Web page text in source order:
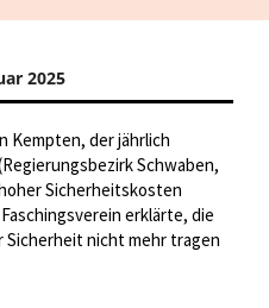
2025
Kempten, der jährlich
Schwaben,
Sicherheitskosten
erklärte, die
nicht mehr tragen